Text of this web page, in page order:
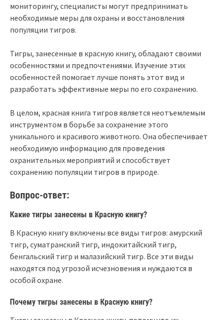
мониторингу, специалисты могут предпринимать
необходимые меры для охраны и восстановления
популяции тигров.
Тигры, занесенные в красную книгу, обладают своими
особенностями и предпочтениями. Изучение этих
особенностей помогает лучше понять этот вид и
разработать эффективные меры по его сохранению.
В целом, красная книга тигров является неотъемлемым
инструментом в борьбе за сохранение этого
уникального и красивого животного. Она обеспечивает
необходимую информацию для проведения
охранительных мероприятий и способствует
сохранению популяции тигров в природе.
Вопрос-ответ:
Какие тигры занесены в Красную книгу?
В Красную книгу включены все виды тигров: амурский
тигр, суматранский тигр, индокитайский тигр,
бенгальский тигр и малазийский тигр. Все эти виды
находятся под угрозой исчезновения и нуждаются в
особой охране.
Почему тигры занесены в Красную книгу?